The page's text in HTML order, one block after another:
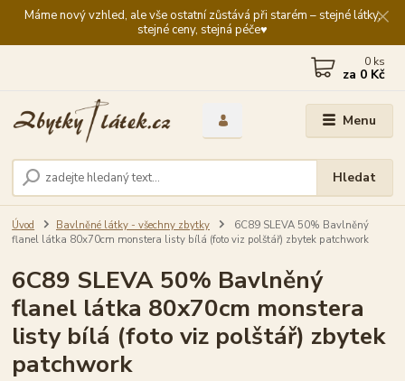
Máme nový vzhled, ale vše ostatní zůstává při starém – stejné látky,
stejné ceny, stejná péče♥️
Menu
Hledat
0 ks
za 0 Kč
Úvod Bavlněné látky - všechny zbytky
6C89 SLEVA 50% Bavlněný
flanel látka 80x70cm monstera listy bílá (foto viz polštář) zbytek patchwork
6C89 SLEVA 50% Bavlněný
flanel látka 80x70cm monstera
listy bílá (foto viz polštář) zbytek
patchwork